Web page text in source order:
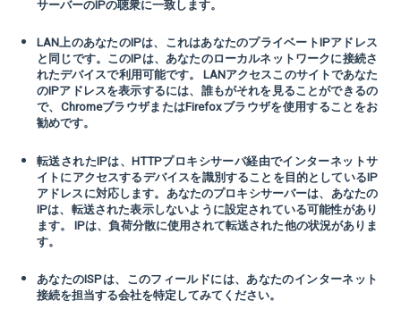
サーバーのIPの聴衆に一致します。
LAN上のあなたのIPは、これはあなたのプライベートIPアドレス
と同じです。このIPは、あなたのローカルネットワークに接続さ
れたデバイスで利用可能です。 LANアクセスこのサイトであなた
のIPアドレスを表示するには、誰もがそれを見ることができるの
で、ChromeブラウザまたはFirefoxブラウザを使用することをお
勧めです。
転送されたIPは、HTTPプロキシサーバ経由でインターネットサ
イトにアクセスするデバイスを識別することを目的としているIP
アドレスに対応します。あなたのプロキシサーバーは、あなたの
IPは、転送された表示しないように設定されている可能性があり
ます。 IPは、負荷分散に使用されて転送された他の状況がありま
す。
あなたのISPは、このフィールドには、あなたのインターネット
接続を担当する会社を特定してみてください。